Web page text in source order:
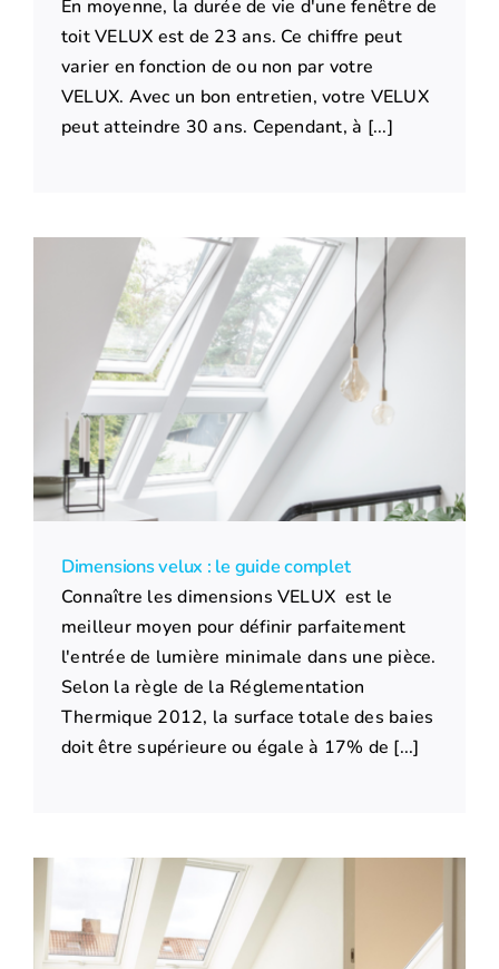
En moyenne, la durée de vie d'une fenêtre de
toit VELUX est de 23 ans. Ce chiffre peut
varier en fonction de ou non par votre
VELUX. Avec un bon entretien, votre VELUX
peut atteindre 30 ans. Cependant, à [...]
Dimensions velux : le guide complet
Connaître les dimensions VELUX est le
meilleur moyen pour définir parfaitement
l'entrée de lumière minimale dans une pièce.
Selon la règle de la Réglementation
Thermique 2012, la surface totale des baies
doit être supérieure ou égale à 17% de [...]